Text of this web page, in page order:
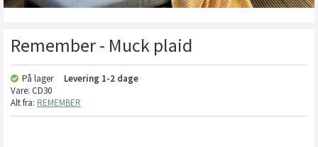
Remember - Muck plaid
På lager Levering 1-2 dage
Vare: CD30
Alt fra: REMEMBER